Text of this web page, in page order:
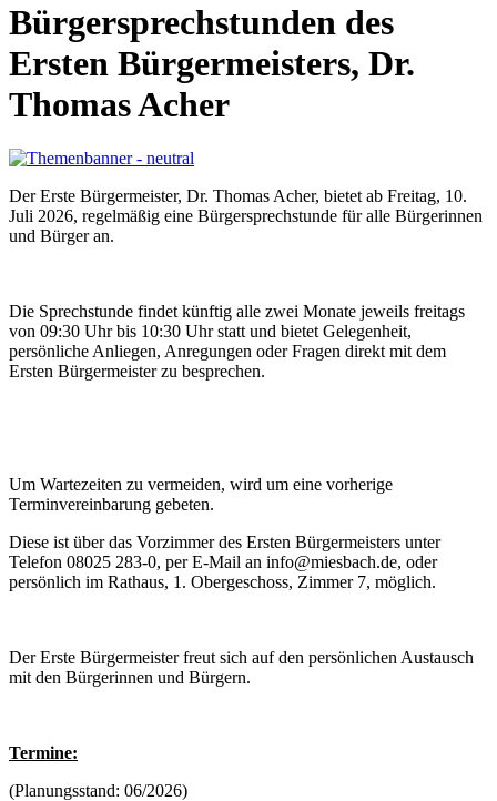
Bürgersprechstunden des
Ersten Bürgermeisters, Dr.
Thomas Acher
Der Erste Bürgermeister, Dr. Thomas Acher, bietet ab Freitag, 10.
Juli 2026, regelmäßig eine Bürgersprechstunde für alle Bürgerinnen
und Bürger an.
Die Sprechstunde findet künftig alle zwei Monate jeweils freitags
von 09:30 Uhr bis 10:30 Uhr statt und bietet Gelegenheit,
persönliche Anliegen, Anregungen oder Fragen direkt mit dem
Ersten Bürgermeister zu besprechen.
Um Wartezeiten zu vermeiden, wird um eine vorherige
Terminvereinbarung gebeten.
Diese ist über das Vorzimmer des Ersten Bürgermeisters unter
Telefon 08025 283-0, per E-Mail an info@miesbach.de, oder
persönlich im Rathaus, 1. Obergeschoss, Zimmer 7, möglich.
Der Erste Bürgermeister freut sich auf den persönlichen Austausch
mit den Bürgerinnen und Bürgern.
Termine:
(Planungsstand: 06/2026)